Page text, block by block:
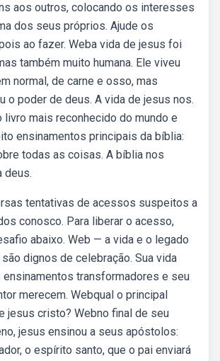
aos outros, colocando os interesses
dos seus próprios. Ajude os
ao fazer. Weba vida de jesus foi
também muito humana. Ele viveu
normal, de carne e osso, mas
o poder de deus. A vida de jesus nos.
livro mais reconhecido do mundo e
ensinamentos principais da bíblia:
todas as coisas. A bíblia nos
deus.
tentativas de acessos suspeitos a
conosco. Para liberar o acesso,
abaixo. Web — a vida e o legado
dignos de celebração. Sua vida
ensinamentos transformadores e seu
merecem. Webqual o principal
jesus cristo? Webno final de seu
jesus ensinou a seus apóstolos:
o espírito santo, que o pai enviará